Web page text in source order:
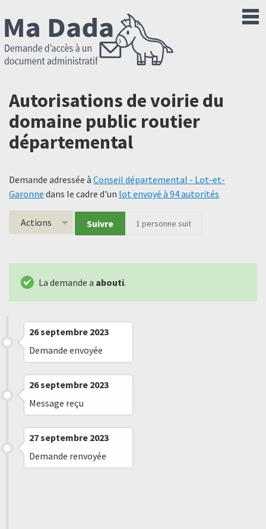
Autorisations de voirie du
domaine public routier
départemental
Demande adressée à Conseil départemental - Lot-et-
Garonne dans le cadre d'un lot envoyé à 94 autorités
Actions Suivre 1 personne suit
La demande a abouti.
26 septembre 2023
Demande envoyée
26 septembre 2023
Message reçu
27 septembre 2023
Demande renvoyée